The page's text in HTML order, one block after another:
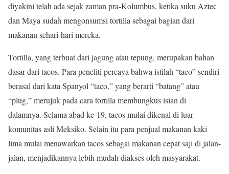
diyakini telah ada sejak zaman pra-Kolumbus, ketika suku Aztec
dan Maya sudah mengonsumsi tortilla sebagai bagian dari
makanan sehari-hari mereka.
Tortilla, yang terbuat dari jagung atau tepung, merupakan bahan
dasar dari tacos. Para peneliti percaya bahwa istilah “taco” sendiri
berasal dari kata Spanyol “taco,” yang berarti “batang” atau
“plug,” merujuk pada cara tortilla membungkus isian di
dalamnya. Selama abad ke-19, tacos mulai dikenal di luar
komunitas asli Meksiko. Selain itu para penjual makanan kaki
lima mulai menawarkan tacos sebagai makanan cepat saji di jalan-
jalan, menjadikannya lebih mudah diakses oleh masyarakat.